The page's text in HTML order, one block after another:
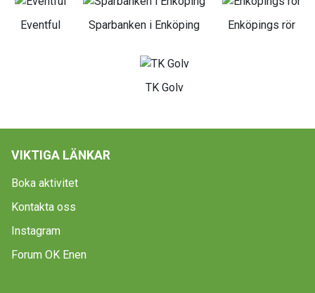
Eventful Sparbanken i Enköping Enköpings rör
TK Golv
VIKTIGA LÄNKAR
Boka aktivitet
Kontakta oss
Instagram
Forum OK Enen